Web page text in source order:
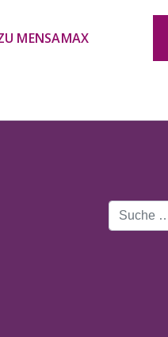
MENSAMAX
Suchen